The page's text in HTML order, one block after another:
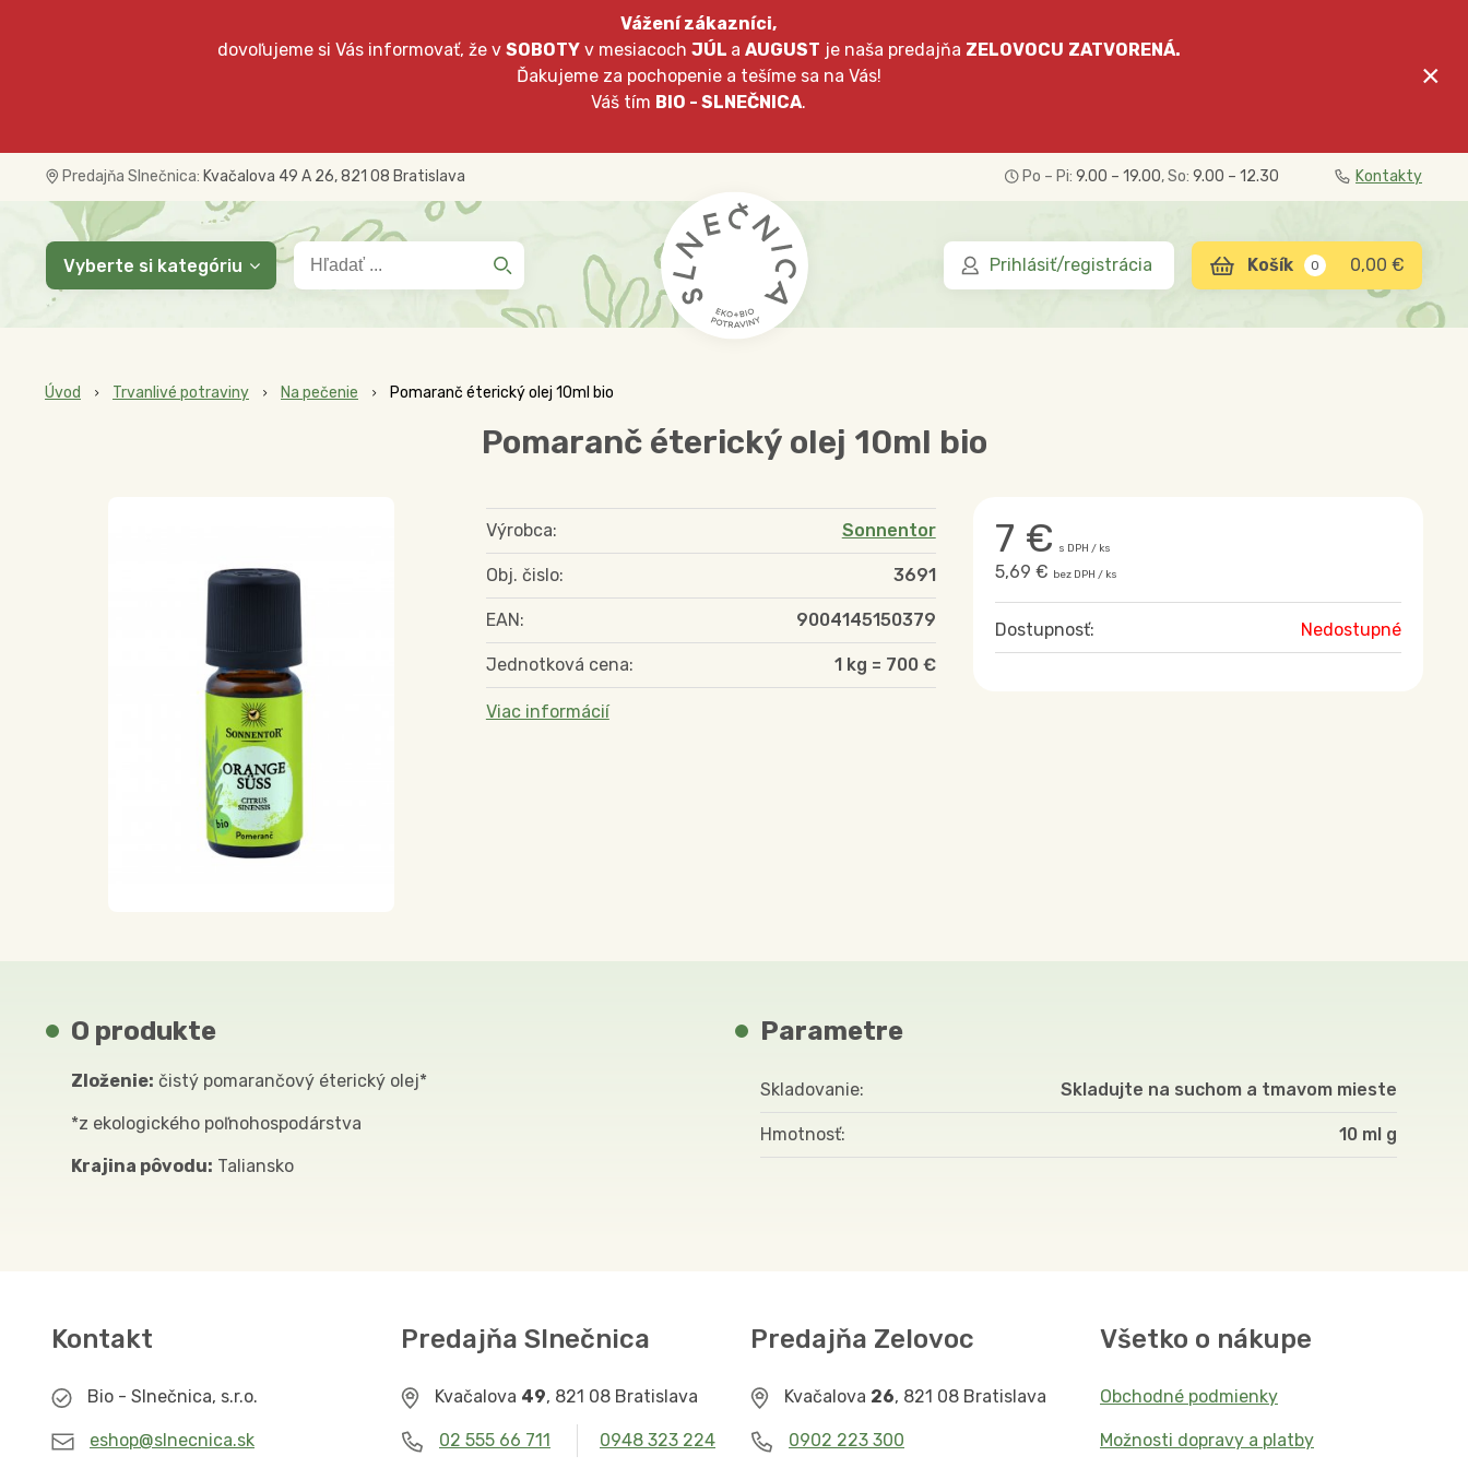
Vážení zákazníci,
dovoľujeme si Vás informovať, že v SOBOTYv mesiacoch JÚL a AUGUST je naša predajňa ZELOVOCU ZATVORENÁ.
Ďakujeme za pochopenie a tešíme sa na Vás!
Váš tím BIO - SLNEČNICA.
×
Predajňa Slnečnica: Kvačalova 49 A 26, 821 08 Bratislava Po – Pi: 9.00 – 19.00, So: 9.00 – 12.30 Kontakty
Prihlásiť/registrácia 0,00 €
0
Úvod Trvanlivé potraviny Na pečenie Pomaranč éterický olej 10ml bio
Pomaranč éterický olej 10ml bio
7 € s DPH / ks
5,69 € bez DPH / ks
Dostupnosť: Nedostupné
Výrobca: Sonnentor
Obj. čislo: 3691
EAN: 9004145150379
Jednotková cena: 1 kg = 700 €
Viac informácií
O produkte
Zloženie: čistý pomarančový éterický olej*
*z ekologického poľnohospodárstva
Krajina pôvodu: Taliansko
Parametre
Skladovanie Skladujte na suchom a tmavom mieste
Hmotnosť 10 ml
Vyberte si kategóriu
Kontakt
Bio - Slnečnica, s.r.o.
eshop@slnecnica.sk
Predajňa Slnečnica
Kvačalova 49, 821 08 Bratislava
02 555 66 711 0948 323 224
Predajňa Zelovoc
Kvačalova 26, 821 08 Bratislava
0902 223 300
Všetko o nákupe
Obchodné podmienky
Možnosti dopravy a platby